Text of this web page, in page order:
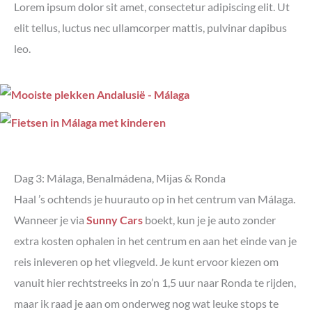
Lorem ipsum dolor sit amet, consectetur adipiscing elit. Ut
elit tellus, luctus nec ullamcorper mattis, pulvinar dapibus
leo.
Dag 3: Málaga, Benalmádena, Mijas & Ronda
Haal ’s ochtends je huurauto op in het centrum van Málaga.
Wanneer je via Sunny Cars boekt, kun je je auto zonder
extra kosten ophalen in het centrum en aan het einde van je
reis inleveren op het vliegveld. Je kunt ervoor kiezen om
vanuit hier rechtstreeks in zo’n 1,5 uur naar Ronda te rijden,
maar ik raad je aan om onderweg nog wat leuke stops te